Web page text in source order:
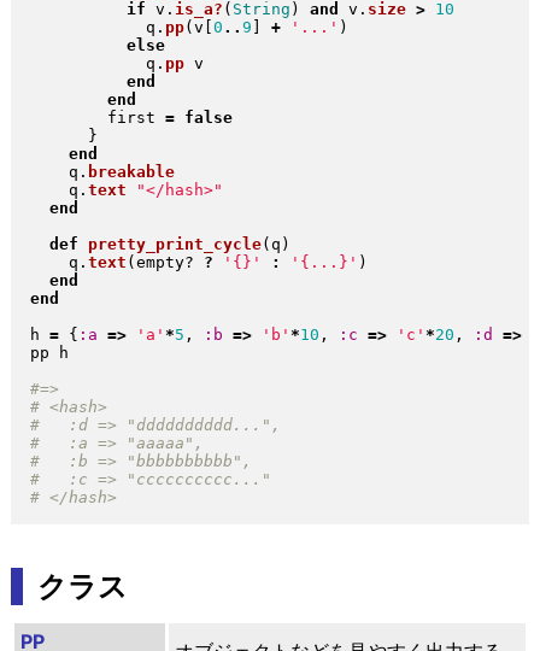
if v . is_a? ( String ) and v . size >
10
            q
. pp(v [0 .. 9 ] + '...' )
else
            q
. pp v
end
end
        first
=
false
}
end
    q
. breakable
    q
. text "</hash>"
end
def
pretty_print_cycle( q )
    q
. text (empty? ? '{}' : '{...}' )
end
end
h = { :a => 'a' *5 , :b => 'b' *10 , :c => 'c' *20 , :d =>
pp h
クラス
PP